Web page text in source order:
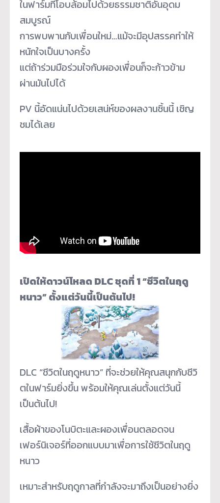
ในฟาร์มที่โอบล้อมไปด้วยธรรมชาติอันอุดม
สมบูรณ์
การพบพานกับเพื่อนใหม่…แม้จะมีอุปสรรคทำให้
หนักใจเป็นบางครั้ง
แต่ถ้าร่วมมือร่วมใจกับผองเพื่อนก็จะก้าวข้าม
ผ่านมันไปได้
PV นี้อัดแน่นไปด้วยเสน่ห์ของผลงานชิ้นนี้ เชิญ
ชมได้เลย
เปิดให้ดาวน์โหลด DLC ชุดที่ 1 “ชีวิตในฤดู
หนาว” ตั้งแต่วันนี้เป็นต้นไป!
DLC “ชีวิตในฤดูหนาว” ที่จะช่วยให้คุณสนุกกับชีวิ
ตในฟาร์มยิ่งขึ้น พร้อมให้คุณเล่นตั้งแต่วันนี้
เป็นต้นไป!
เสื้อผ้าของโนบิตะและผองเพื่อนตลอดจน
เฟอร์นิเจอร์ที่ออกแบบมาเพื่อการใช้ชีวิตในฤดู
หนาว
เหมาะสำหรับฤดูกาลที่กำลังจะมาถึงเป็นอย่างยิ่ง